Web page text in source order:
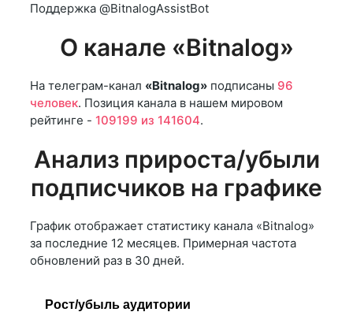
Поддержка @BitnalogAssistBot
О канале «Bitnalog»
На телеграм-канал «Bitnalog» подписаны 96
человек. Позиция канала в нашем мировом
рейтинге - 109199 из 141604.
Анализ прироста/убыли
подписчиков на графике
График отображает статистику канала «Bitnalog»
за последние 12 месяцев. Примерная частота
обновлений раз в 30 дней.
Рост/убыль аудитории